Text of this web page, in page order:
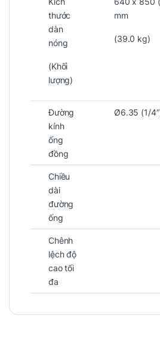
thước
dàn
nóng
(Khối
lượng)
mm
(39.0 kg)
Đường
kính
ống
đồng
Ø6.35 (1/
Chiều
dài
đường
ống
Chênh
lệch độ
cao tối
đa